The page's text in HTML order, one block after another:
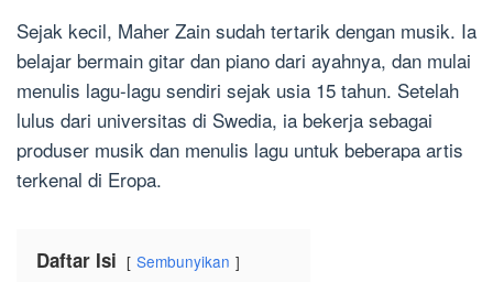
Sejak kecil, Maher Zain sudah tertarik dengan musik. Ia
belajar bermain gitar dan piano dari ayahnya, dan mulai
menulis lagu-lagu sendiri sejak usia 15 tahun. Setelah
lulus dari universitas di Swedia, ia bekerja sebagai
produser musik dan menulis lagu untuk beberapa artis
terkenal di Eropa.
Daftar Isi Sembunyikan